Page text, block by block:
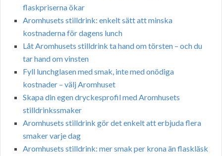
flaskpriserna ökar
Aromhusets stilldrink: enkelt sätt att minska
kostnaderna för dagens lunch
Låt Aromhusets stilldrink ta hand om törsten – och du
tar hand om vinsten
Fyll lunchglasen med smak, inte med onödiga
kostnader – välj Aromhuset
Skapa din egen dryckesprofil med Aromhusets
stilldrinkssmaker
Aromhusets stilldrink gör det enkelt att erbjuda flera
smaker varje dag
Aromhusets stilldrink: mer smak per krona än flaskläsk